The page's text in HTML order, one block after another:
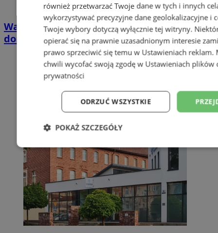
Wakacyjny wypoczynek nad Bałtykiem w
domkach Szmaragdowe Morze
również przetwarzać Twoje dane w tych i innych
wykorzystywać precyzyjne dane geolokalizacyjne i
Twoje wybory dotyczą wyłącznie tej witryny.
opierać się na prawnie uzasadnionym interesie
prawo sprzeciwić się temu w Ustawieniach reklam.
chwili wycofać swoją zgodę w Ustawieniach plików
prywatności
ODRZUĆ WSZYSTKIE
POKAŻ SZCZEGÓŁY
Niezbędne Wydajność
Niesklasyfikowane